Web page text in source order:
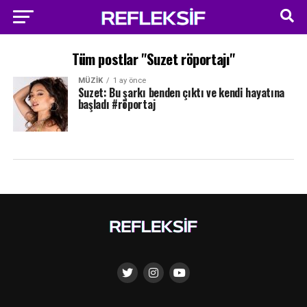
Tüm postlar "Suzet röportajı"
MÜZIK 1 ay önce
Suzet: Bu şarkı benden çıktı ve kendi hayatına
başladı #röportaj